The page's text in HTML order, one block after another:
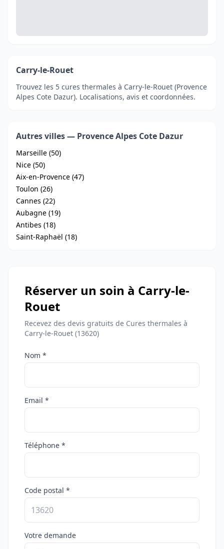
Carry-le-Rouet
Trouvez les 5 cures thermales à Carry-le-Rouet (Provence
Alpes Cote Dazur). Localisations, avis et coordonnées.
Autres villes — Provence Alpes Cote Dazur
Marseille (50)
Nice (50)
Aix-en-Provence (47)
Toulon (26)
Cannes (22)
Aubagne (19)
Antibes (18)
Saint-Raphaël (18)
Réserver un soin à Carry-le-
Rouet
Recevez des devis gratuits de Cures thermales à
Carry-le-Rouet (13620)
Nom *
Email *
Téléphone *
Code postal *
Votre demande